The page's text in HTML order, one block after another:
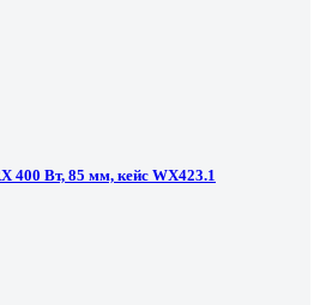
400 Вт, 85 мм, кейс WX423.1